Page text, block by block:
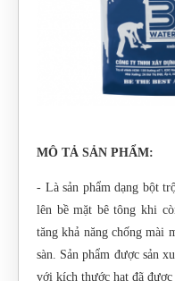
MÔ TẢ SẢN PHẨM:
- Là sản phẩm dạng bột
lên bề mặt bê tông khi
tăng khả năng chống mài
sàn. Sản phẩm được sản
với kích thước hạt đã